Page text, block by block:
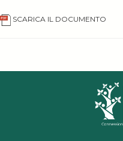
SCARICA IL DOCUMENTO